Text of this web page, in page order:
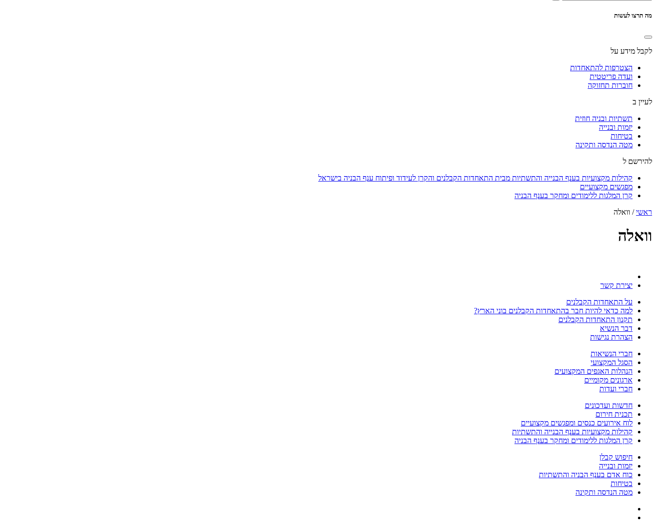
מה תרצו לעשות
לקבל מידע על
הצטרפות להתאחדות
ועדה פריטטית
חוברות תחזוקה
לעיין ב
תשתיות ובניה חוזית
יזמות ובנייה
בטיחות
מטה הנדסה ותקינה
להירשם ל
קהילות מקצועיות בענף הבנייה והתשתיות מבית התאחדות הקבלנים והקרן לעידוד ופיתוח ענף הבניה בישראל
מפגשים מקצועיים
קרן המלגות ללימודים ומחקר בענף הבניה
ראשי/ וואלה
וואלה
יצירת קשר
על התאחדות הקבלנים
למה כדאי להיות חבר בהתאחדות הקבלנים בוני הארץ?
תקנון התאחדות הקבלנים
דבר הנשיא
הצהרת נגישות
חברי הנשיאות
הסגל המקצועי
הנהלות האגפים המקצועים
ארגונים מקומיים
חברי ועדות
חדשות ועדכונים
תכנית חירום
לוח אירועים כנסים ומפגשים מקצועיים
קהילות מקצועיות בענף הבנייה והתשתיות
קרן המלגות ללימודים ומחקר בענף הבניה
חיפוש קבלן
יזמות ובנייה
כוח אדם בענף הבניה והתשתיות
בטיחות
מטה הנדסה ותקינה